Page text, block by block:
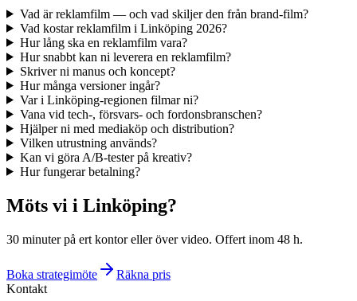
Vad är reklamfilm — och vad skiljer den från brand-film?
Vad kostar reklamfilm i Linköping 2026?
Hur lång ska en reklamfilm vara?
Hur snabbt kan ni leverera en reklamfilm?
Skriver ni manus och koncept?
Hur många versioner ingår?
Var i Linköping-regionen filmar ni?
Vana vid tech-, försvars- och fordonsbranschen?
Hjälper ni med mediaköp och distribution?
Vilken utrustning används?
Kan vi göra A/B-tester på kreativ?
Hur fungerar betalning?
Möts vi i Linköping?
30 minuter på ert kontor eller över video. Offert inom 48 h.
Boka strategimöte
Räkna pris
Kontakt